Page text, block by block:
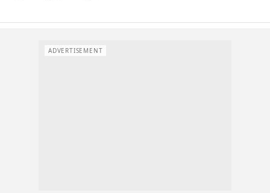
ADVERTISEMENT